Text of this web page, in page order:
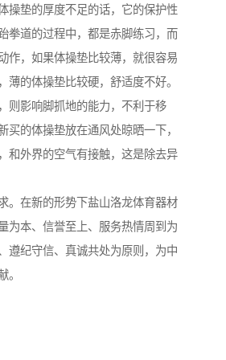
操垫的厚度不足的话，它的保护性
拳道的过程中，都是赤脚练习，而
作，如果体操垫比较薄，就很容易
薄的体操垫比较硬，舒适度不好。
则影响脚抓地的能力，不利于移
买的体操垫放在通风处晾晒一下，
和外界的空气有接触，这是除去异
。在新的形势下盐山洛龙体育器材
为本、信誉至上、服务热情周到为
遵纪守信、真诚共处为原则，为中
。